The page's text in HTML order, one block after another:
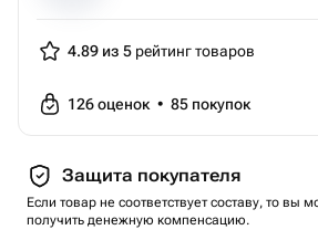
4.89 из 5 рейтинг товаров
126оценок • 85 покупок
Защита покупателя
Если товар не соответствует составу, то вы
получить денежную компенсацию.